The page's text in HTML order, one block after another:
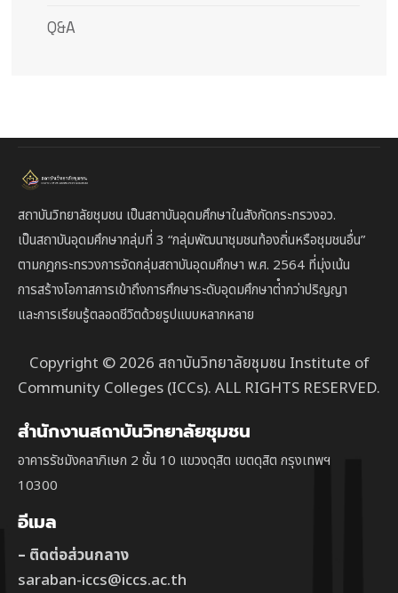
Q&A
สถาบันวิทยาลัยชุมชน เป็นสถาบันอุดมศึกษาในสังกัดกระทรวงอว.
เป็นสถาบันอุดมศึกษากลุ่มที่ 3 “กลุ่มพัฒนาชุมชนท้องถิ่นหรือชุมชนอื่น”
ตามกฎกระทรวงการจัดกลุ่มสถาบันอุดมศึกษา พ.ศ. 2564 ที่มุ่งเน้น
การสร้างโอกาสการเข้าถึงการศึกษาระดับอุดมศึกษาต่ํากว่าปริญญา
และการเรียนรู้ตลอดชีวิตด้วยรูปแบบหลากหลาย
Copyright © 2026 สถาบันวิทยาลัยชุมชน Institute of
Community Colleges (ICCs). ALL RIGHTS RESERVED.
สำนักงานสถาบันวิทยาลัยชุมชน
อาคารรัชมังคลาภิเษก 2 ชั้น 10 แขวงดุสิต เขตดุสิต กรุงเทพฯ
10300
อีเมล
– ติดต่อส่วนกลาง
saraban-iccs@iccs.ac.th